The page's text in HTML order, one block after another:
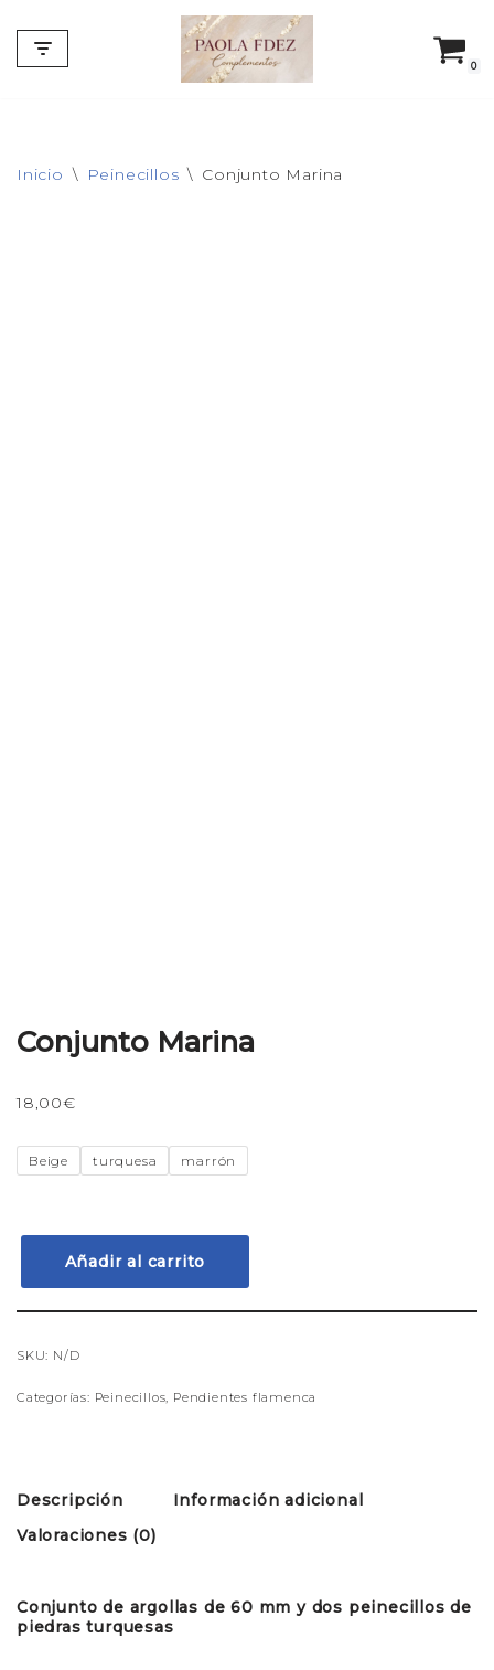
Saltar
0
Inicio \ Peinecillos \ Conjunto Marina
Conjunto Marina
18,00€
Beige turquesa marrón
Añadir al carrito
SKU: N/D
Categorías: Peinecillos, Pendientes flamenca
Descripción
Información adicional
Valoraciones (0)
Conjunto de argollas de 60 mm y dos peinecillos de
piedras turquesas